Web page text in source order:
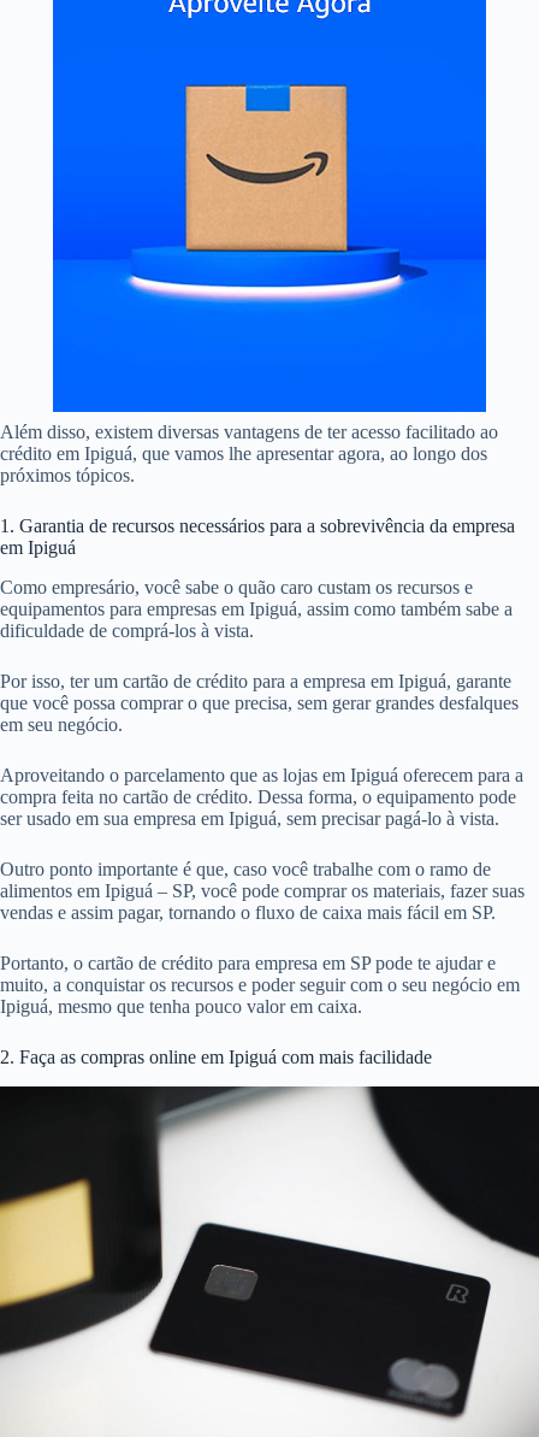
Além disso, existem diversas vantagens de ter acesso facilitado ao
crédito em Ipiguá, que vamos lhe apresentar agora, ao longo dos
próximos tópicos.
1. Garantia de recursos necessários para a sobrevivência da empresa
em Ipiguá
Como empresário, você sabe o quão caro custam os recursos e
equipamentos para empresas em Ipiguá, assim como também sabe a
dificuldade de comprá-los à vista.
Por isso, ter um cartão de crédito para a empresa em Ipiguá, garante
que você possa comprar o que precisa, sem gerar grandes desfalques
em seu negócio.
Aproveitando o parcelamento que as lojas em Ipiguá oferecem para a
compra feita no cartão de crédito. Dessa forma, o equipamento pode
ser usado em sua empresa em Ipiguá, sem precisar pagá-lo à vista.
Outro ponto importante é que, caso você trabalhe com o ramo de
alimentos em Ipiguá – SP, você pode comprar os materiais, fazer suas
vendas e assim pagar, tornando o fluxo de caixa mais fácil em SP.
Portanto, o cartão de crédito para empresa em SP pode te ajudar e
muito, a conquistar os recursos e poder seguir com o seu negócio em
Ipiguá, mesmo que tenha pouco valor em caixa.
2. Faça as compras online em Ipiguá com mais facilidade